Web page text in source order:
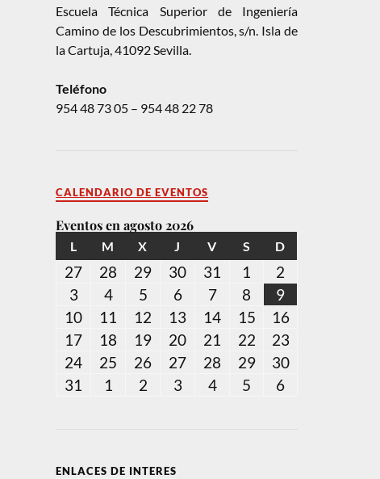
Escuela Técnica Superior de Ingeniería
Camino de los Descubrimientos, s/n. Isla de
la Cartuja, 41092 Sevilla.
Teléfono
954 48 73 05 – 954 48 22 78
CALENDARIO DE EVENTOS
Eventos en agosto 2026
L M X J V S D
27 28 29 30 31 1
2
3
4 5 6 7 8
9
10
11 12 13 14 15
16
17
18 19 20 21 22
23
24
25 26 27 28 29
30
31
1 2 3 4 5 6
ENLACES DE INTERES